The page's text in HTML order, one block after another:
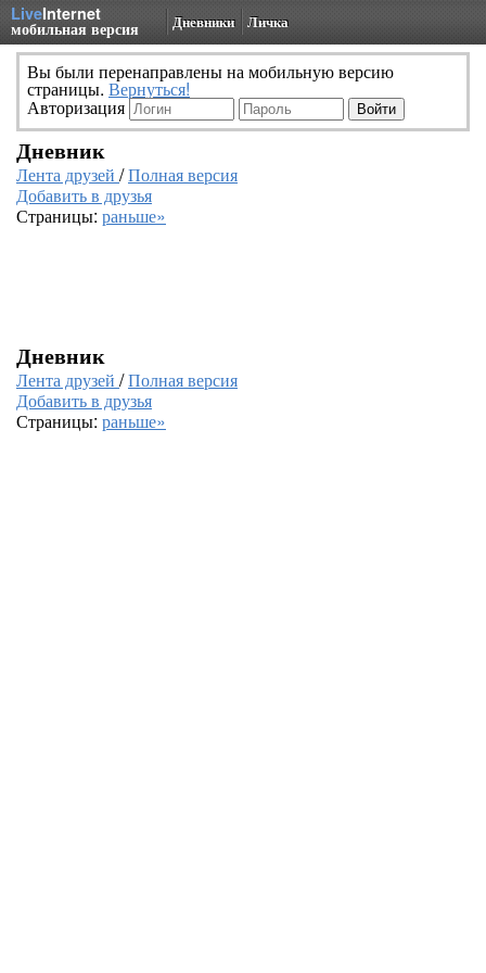
LiveInternet
мобильная версия Дневники Личка
Вы были перенаправлены на мобильную версию
страницы. Вернуться!
Авторизация
Дневник
Лента друзей /Полная версия
Добавить в друзья
Страницы: раньше»
Дневник
Лента друзей /Полная версия
Добавить в друзья
Страницы: раньше»